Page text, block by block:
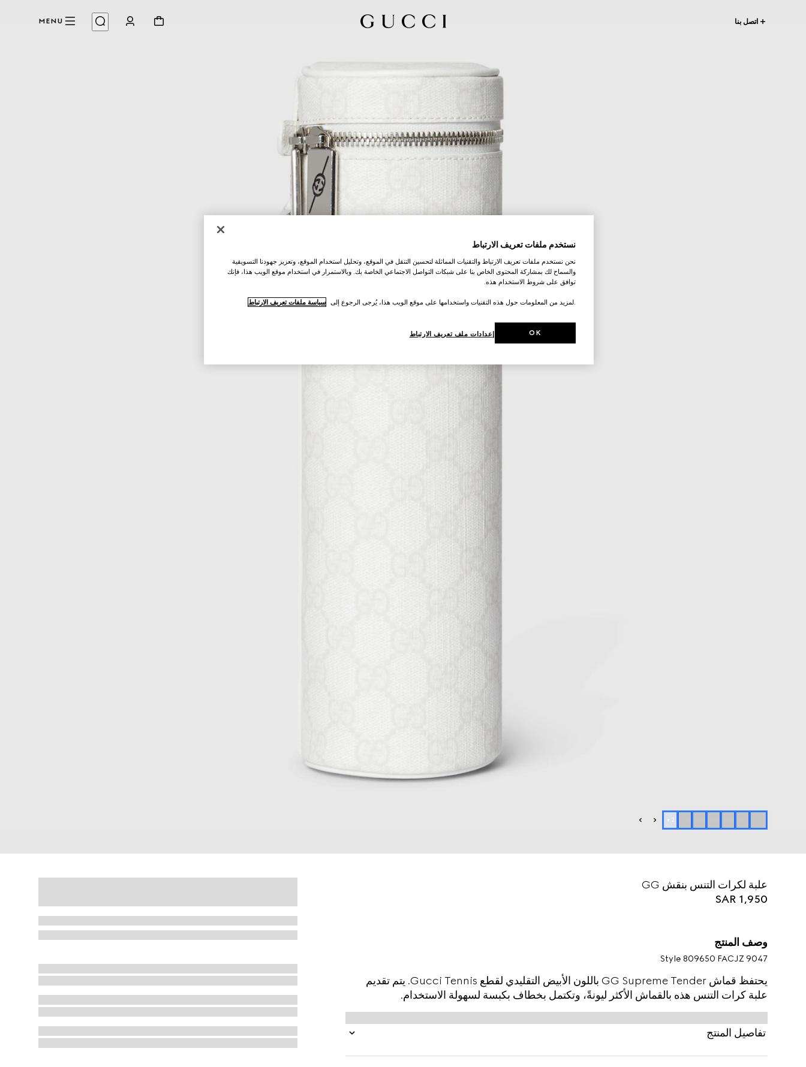
اتصل بنا MENU
+ 2
علبة لكرات التنس بنقش GG
SAR 1,950
وصف المنتج
Style ‎809650 FACJZ 9047
يحتفظ قماش GG Supreme Tender باللون الأبيض التقليدي لقطع Gucci Tennis. يتم تقديم
علبة كرات التنس هذه بالقماش الأكثر ليونةً، وتكتمل بخطاف بكبسة لسهولة الاستخدام.
تفاصيل المنتج
نستخدم ملفات تعريف الارتباط
نحن نستخدم ملفات تعريف الارتباط والتقنيات المماثلة لتحسين التنقل في الموقع، وتحليل استخدام الموقع، وتعزيز جهودنا التسويقية
والسماح لك بمشاركة المحتوى الخاص بنا على شبكات التواصل الاجتماعي الخاصة بك. وبالاستمرار في استخدام موقع الويب هذا، فإنك
توافق على شروط الاستخدام هذه.
.لمزيد من المعلومات حول هذه التقنيات واستخدامها على موقع الويب هذا، يُرجى الرجوع إلى سياسة ملفات تعريف الارتباط
إعدادات ملف تعريف الارتباط OK